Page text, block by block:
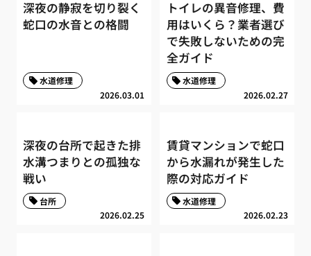
深夜の静寂を切り裂く
蛇口の水音との格闘
2026.03.01
水道修理
トイレの異音修理、費
用はいくら？業者選び
で失敗しないための完
全ガイド
2026.02.27
水道修理
深夜の台所で起きた排
水溝つまりとの孤独な
戦い
2026.02.25
台所
賃貸マンションで蛇口
から水漏れが発生した
際の対応ガイド
2026.02.23
水道修理